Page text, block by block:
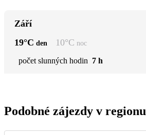
Září
19°C den 10°C noc
počet slunných hodin 7 h
Podobné zájezdy v regionu